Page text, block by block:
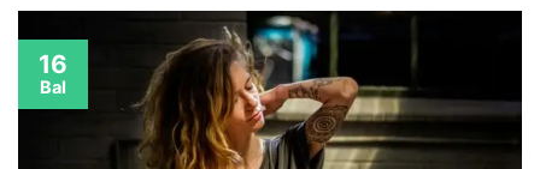
16
Bal